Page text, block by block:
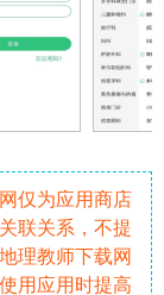
仅为应用商店
联关系，不提
理教师下载网
用应用时提高